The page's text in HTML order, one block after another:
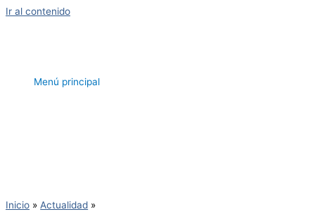
Ir al contenido
Menú principal
Inicio
Actualidad